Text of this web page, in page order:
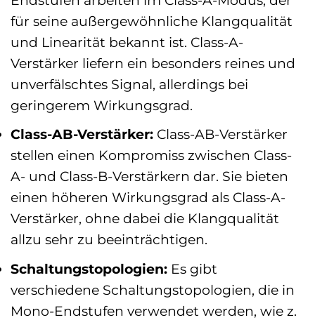
für seine außergewöhnliche Klangqualität
und Linearität bekannt ist. Class-A-
Verstärker liefern ein besonders reines und
unverfälschtes Signal, allerdings bei
geringerem Wirkungsgrad.
Class-AB-Verstärker: Class-AB-Verstärker
stellen einen Kompromiss zwischen Class-
A- und Class-B-Verstärkern dar. Sie bieten
einen höheren Wirkungsgrad als Class-A-
Verstärker, ohne dabei die Klangqualität
allzu sehr zu beeinträchtigen.
Schaltungstopologien: Es gibt
verschiedene Schaltungstopologien, die in
Mono-Endstufen verwendet werden, wie z.